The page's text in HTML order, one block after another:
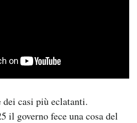
dei casi più eclatanti.
il governo fece una cosa del